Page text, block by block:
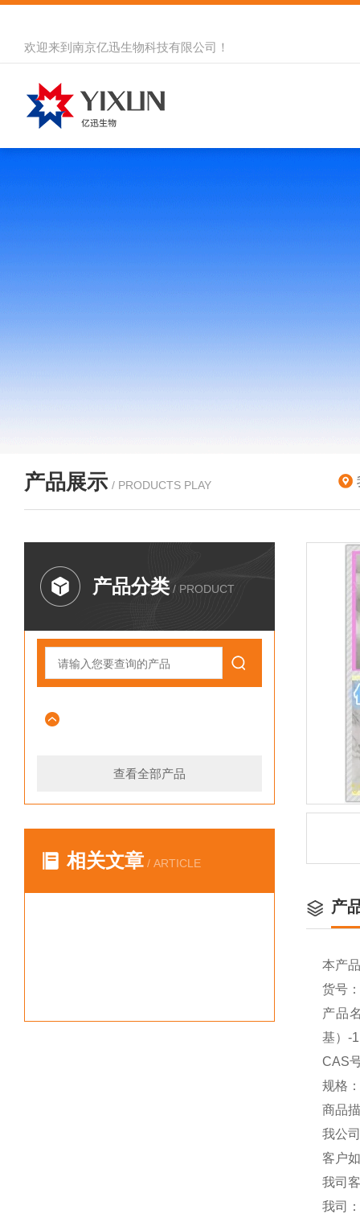
欢迎来到 南京亿迅生物科技有限公司 ！
产品展示 / PRODUCTS PLAY
产品分类 / PRODUCT
查看全部产品
相关文章 / ARTICLE
产
本产
货号
产品
基）-
CAS
规格
商品
我公
客户
我司
我司